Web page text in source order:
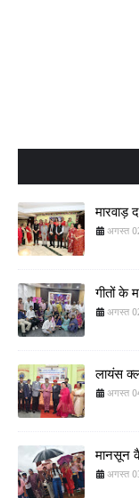
मारवाड़
अगस्त
गीतों के
अगस्त
लायंस
अगस्त
मानसून
अगस्त